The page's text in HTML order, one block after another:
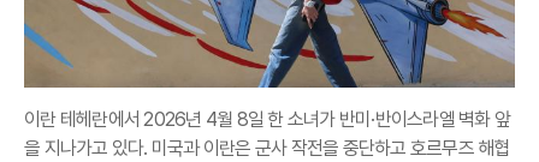
이란 테헤란에서 2026년 4월 8일 한 소녀가 반미·반이스라엘 벽화 앞
을 지나가고 있다. 미국과 이란은 군사 작전을 중단하고 호르무즈 해협